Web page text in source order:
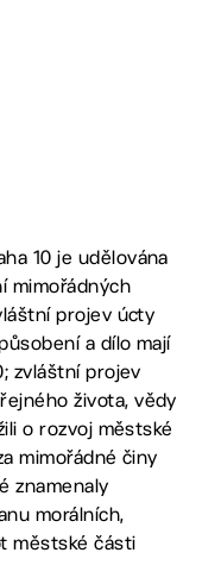
10 je udělována
mimořádných
projev úcty
a dílo mají
zvláštní projev
života, vědy
o rozvoj městské
mimořádné činy
znamenaly
morálních,
městské části